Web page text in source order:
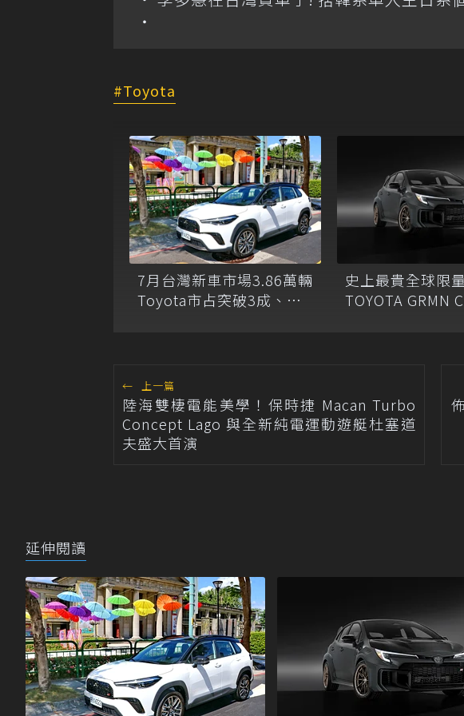
Toyota
7月台灣新車市場3.86萬輛
Toyota市占突破3成、休
史上最貴全球限
TOYOTA GRMN
← 上一篇
陸海雙棲電能美學！保時捷 Macan Turbo
Concept Lago 與全新純電運動遊艇杜塞道
夫盛大首演
延伸閱讀